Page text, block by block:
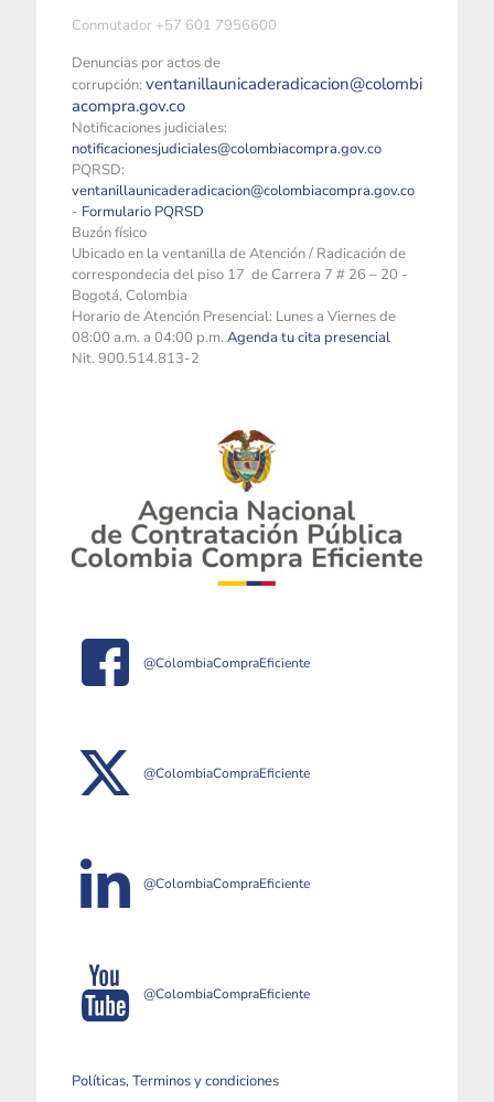
Conmutador +57 601 7956600
Denuncias por actos de
corrupción: ventanillaunicaderadicacion@colombi
acompra.gov.co
Notificaciones judiciales:
notificacionesjudiciales@colombiacompra.gov.co
PQRSD:
ventanillaunicaderadicacion@colombiacompra.gov.co
- Formulario PQRSD
Buzón físico
Ubicado en la ventanilla de Atención / Radicación de
correspondecia del piso 17 de Carrera 7 # 26 – 20 -
Bogotá, Colombia
Horario de Atención Presencial: Lunes a Viernes de
08:00 a.m. a 04:00 p.m. Agenda tu cita presencial
Nit. 900.514.813-2
@ColombiaCompraEficiente
@ColombiaCompraEficiente
@ColombiaCompraEficiente
@ColombiaCompraEficiente
Políticas, Terminos y condiciones